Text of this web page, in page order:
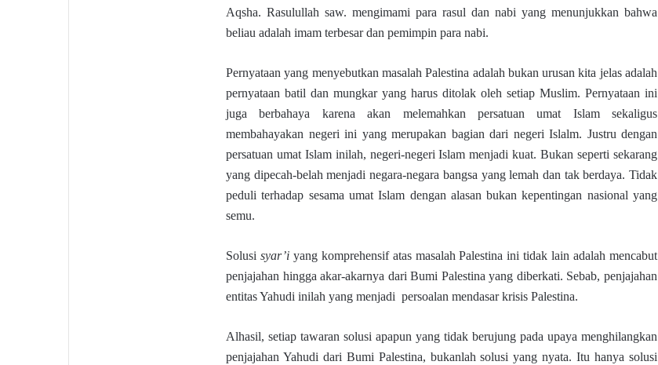
Aqsha. Rasulullah saw. mengimami para rasul dan nabi yang menunjukkan bahwa
beliau adalah imam terbesar dan pemimpin para nabi.
Pernyataan yang menyebutkan masalah Palestina adalah bukan urusan kita jelas adalah
pernyataan batil dan mungkar yang harus ditolak oleh setiap Muslim. Pernyataan ini
juga berbahaya karena akan melemahkan persatuan umat Islam sekaligus
membahayakan negeri ini yang merupakan bagian dari negeri Islalm. Justru dengan
persatuan umat Islam inilah, negeri-negeri Islam menjadi kuat. Bukan seperti sekarang
yang dipecah-belah menjadi negara-negara bangsa yang lemah dan tak berdaya. Tidak
peduli terhadap sesama umat Islam dengan alasan bukan kepentingan nasional yang
semu.
Solusi syar’iyang komprehensif atas masalah Palestina ini tidak lain adalah mencabut
penjajahan hingga akar-akarnya dari Bumi Palestina yang diberkati. Sebab, penjajahan
entitas Yahudi inilah yang menjadi persoalan mendasar krisis Palestina.
Alhasil, setiap tawaran solusi apapun yang tidak berujung pada upaya menghilangkan
penjajahan Yahudi dari Bumi Palestina, bukanlah solusi yang nyata. Itu hanya solusi